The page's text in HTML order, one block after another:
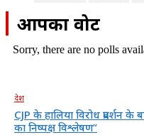
आपका वोट
Sorry, there are no polls
देश
CJP के हालिया विरोध प्रदर्शन
का निष्पक्ष विश्लेषण”